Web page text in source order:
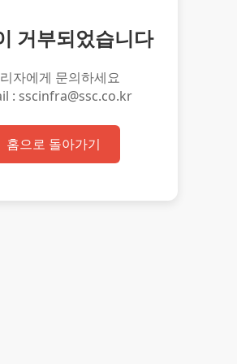
거부되었습니다
자에게 문의하세요
: sscinfra@ssc.co.kr
홈으로 돌아가기